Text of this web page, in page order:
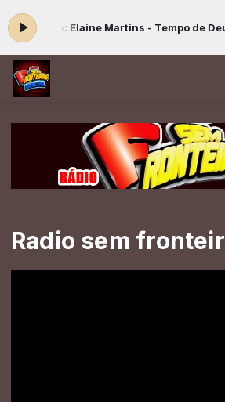
Elaine Martins - Tempo de Deus
Radio sem